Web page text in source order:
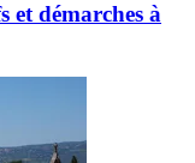
et démarches à